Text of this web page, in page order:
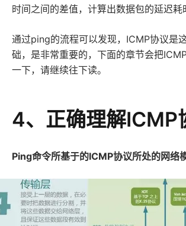
时间之间的差值，计算出数据包的延迟耗
通过ping的流程可以发现，ICMP协议是
础，是非常重要的，下面的章节会把
一下，请继续往下读。
4、正确理解ICMP
Ping命令所基于的ICMP协议所处的网络